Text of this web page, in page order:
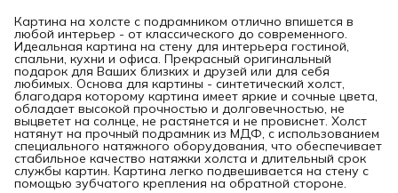
Картина на холсте с подрамником отлично впишется в
любой интерьер - от классического до современного.
Идеальная картина на стену для интерьера гостиной,
спальни, кухни и офиса. Прекрасный оригинальный
подарок для Ваших близких и друзей или для себя
любимых. Основа для картины - синтетический холст,
благодаря которому картина имеет яркие и сочные цвета,
обладает высокой прочностью и долговечностью, не
выцветет на солнце, не растянется и не провиснет. Холст
натянут на прочный подрамник из МДФ, с использованием
специального натяжного оборудования, что обеспечивает
стабильное качество натяжки холста и длительный срок
службы картин. Картина легко подвешивается на стену с
помощью зубчатого крепления на обратной стороне.